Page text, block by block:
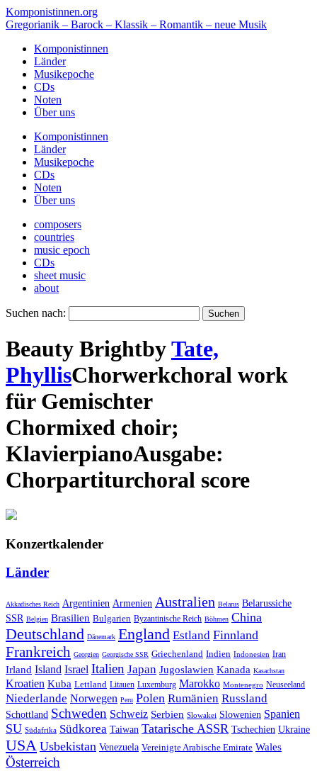
Komponistinnen.org
Gregorianik – Barock – Klassik – Romantik – neue Musik
Komponistinnen
Länder
Musikepoche
CDs
Noten
Über uns
Komponistinnen
Länder
Musikepoche
CDs
Noten
Über uns
composers
countries
music epoch
CDs
sheet music
about
Suchen nach:
Beauty BrightbyTate,
PhyllisChorwerkchoral work
für Gemischter
Chormixed choir;
KlavierpianoAusgabe:
Chorpartiturchoral score
Konzertkalender
Länder
Akkadisches Reich Argentinien Armenien Australien Belarus Belarussiche
SSR Belgien Brasilien Bulgarien Byzantinische Reich Böhmen China
Deutschland Dänemark England Estland Finnland
Frankreich Georgien Georgische SSR Griechenland Indien Indonesien Iran
Irland Island Israel Italien Japan Jugoslawien Kanada Kasachstan
Kroatien Kuba Lettland Litauen Luxemburg Marokko Montenegro Neuseeland
Niederlande Norwegen Peru Polen Rumänien Russland
Schottland Schweden Schweiz Serbien Slowakei Slowenien Spanien
SU Südafrika Südkorea Taiwan Tatarische ASSR Tschechien Ukraine
USA Usbekistan Venezuela Vereinigte Arabische Emirate Wales
Österreich